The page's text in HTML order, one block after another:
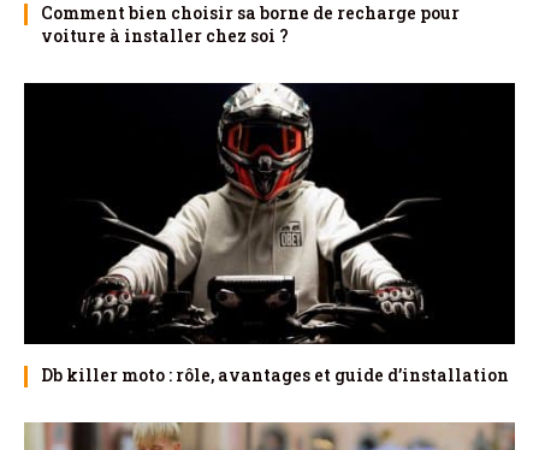
Comment bien choisir sa borne de recharge pour
voiture à installer chez soi ?
Db killer moto : rôle, avantages et guide d’installation